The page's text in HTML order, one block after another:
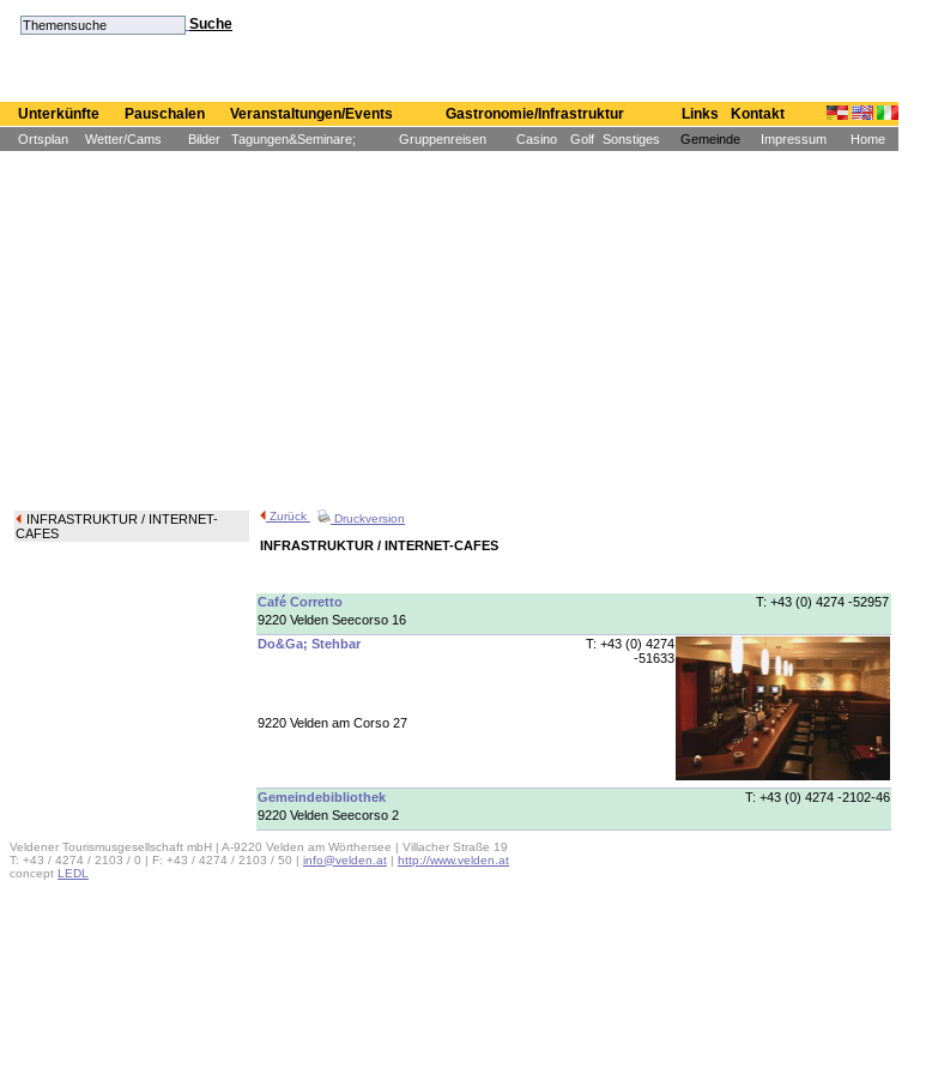
Unterkünfte Pauschalen Veranstaltungen/Events Gastronomie/Infrastruktur Links Kontakt
Ortsplan Wetter/Cams Bilder Tagungen&Seminare; Gruppenreisen Casino Golf Sonstiges Gemeinde Impressum Home
Suche
INFRASTRUKTUR / INTERNET-
CAFES
Zurück Druckversion
INFRASTRUKTUR / INTERNET-CAFES
Café Corretto
T: +43 (0) 4274 -52957
9220 Velden Seecorso 16
Do&Ga; Stehbar
T: +43 (0) 4274
-51633
9220 Velden am Corso 27
Gemeindebibliothek
T: +43 (0) 4274 -2102-46
9220 Velden Seecorso 2
Veldener Tourismusgesellschaft mbH | A-9220 Velden am Wörthersee | Villacher Straße 19
T: +43 / 4274 / 2103 / 0 | F: +43 / 4274 / 2103 / 50 | info@velden.at | http://www.velden.at
concept LEDL